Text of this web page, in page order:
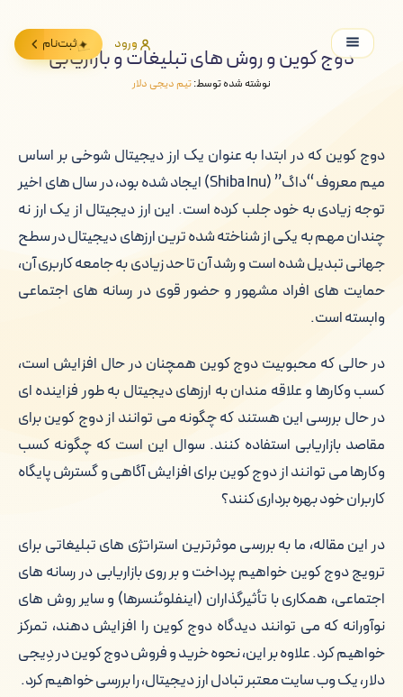
ورود ثبت‌نام
دوج کوین و روش های تبلیغات و بازاریابی
نوشته شده توسط:تیم دیجی دلار
دوج کوین که در ابتدا به عنوان یک ارز دیجیتال شوخی بر اساس
میم معروف “داگ” (Shiba Inu) ایجاد شده بود، در سال های اخیر
توجه زیادی به خود جلب کرده است. این ارز دیجیتال از یک ارز نه
چندان مهم به یکی از شناخته شده ترین ارزهای دیجیتال در سطح
جهانی تبدیل شده است و رشد آن تا حد زیادی به جامعه کاربری آن،
حمایت های افراد مشهور و حضور قوی در رسانه های اجتماعی
وابسته است.
در حالی که محبوبیت دوج کوین همچنان در حال افزایش است،
کسب وکارها و علاقه مندان به ارزهای دیجیتال به طور فزاینده ای
در حال بررسی این هستند که چگونه می توانند از دوج کوین برای
مقاصد بازاریابی استفاده کنند. سوال این است که چگونه کسب
وکارها می توانند از دوج کوین برای افزایش آگاهی و گسترش پایگاه
کاربران خود بهره برداری کنند؟
در این مقاله، ما به بررسی موثرترین استراتژی های تبلیغاتی برای
ترویج دوج کوین خواهیم پرداخت و بر روی بازاریابی در رسانه های
اجتماعی، همکاری با تأثیرگذاران (اینفلوئنسرها) و سایر روش های
نوآورانه که می توانند دیدگاه دوج کوین را افزایش دهند، تمرکز
خواهیم کرد. علاوه بر این، نحوه خرید و فروش دوج کوین در دِیجی
دلار، یک وب سایت معتبر تبادل ارز دیجیتال، را بررسی خواهیم کرد.